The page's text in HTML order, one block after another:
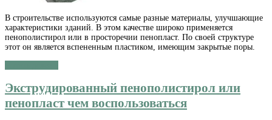
В строительстве используются самые разные материалы, улучшающие
характеристики зданий. В этом качестве широко применяется
пенополистирол или в просторечии пенопласт. По своей структуре
этот он является вспененным пластиком, имеющим закрытые поры.
Экструдированный пенополистирол или
пенопласт чем воспользоваться